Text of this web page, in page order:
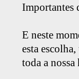
Importantes
E neste
esta
toda a